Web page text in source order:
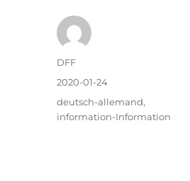
Autor
DFF
Veröffentlicht
am
2020-01-24
Kategorien
deutsch-allemand,
information-Information